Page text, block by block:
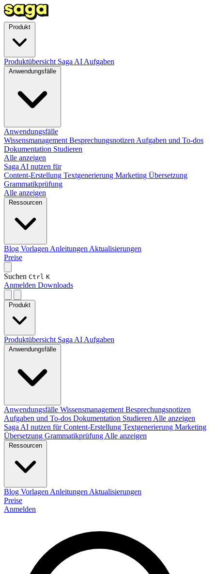
Produktübersicht Saga AI Aufgaben
Anwendungsfälle
Wissensmanagement Besprechungsnotizen Aufgaben und To-dos
Dokumentation Studieren
Alle anzeigen
Saga AI nutzen für
Content-Erstellung Textgenerierung Marketing Übersetzung
Grammatikprüfung
Alle anzeigen
Blog Vorlagen Anleitungen Aktualisierungen
Preise
Suchen Ctrl K
Anmelden Downloads
Produktübersicht Saga AI Aufgaben
Anwendungsfälle Wissensmanagement Besprechungsnotizen
Aufgaben und To-dos Dokumentation Studieren Alle anzeigen
Saga AI nutzen fürContent-Erstellung Textgenerierung Marketing
Übersetzung Grammatikprüfung Alle anzeigen
Blog Vorlagen Anleitungen Aktualisierungen
Preise
Anmelden